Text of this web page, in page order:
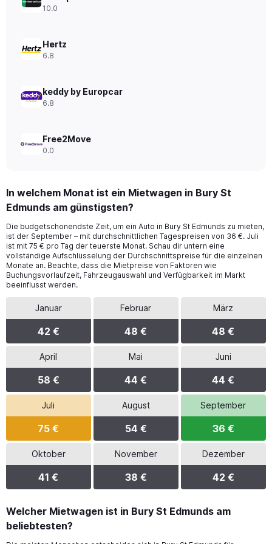
displaying
to
10.0
Hertz
6.8
keddy by Europcar
6.8
Free2Move
0.0
In welchem Monat ist ein Mietwagen in Bury St
Edmunds am günstigsten?
Die budgetschonendste Zeit, um ein Auto in Bury St Edmunds zu mieten,
ist der September – mit durchschnittlichen Tagespreisen von 36 €. Juli
ist mit 75 € pro Tag der teuerste Monat. Schau dir untern eine
vollständige Aufschlüsselung der Durchschnittspreise für die einzelnen
Monate an. Beachte, dass die Mietpreise von Faktoren wie
Buchungsvorlaufzeit, Fahrzeugauswahl und Verfügbarkeit im Markt
beeinflusst werden.
Januar
42 €
Februar
48 €
März
48 €
April
58 €
Mai
44 €
Juni
44 €
Juli
75 €
August
54 €
September
36 €
Oktober
41 €
November
38 €
Dezember
42 €
Welcher Mietwagen ist in Bury St Edmunds am
beliebtesten?